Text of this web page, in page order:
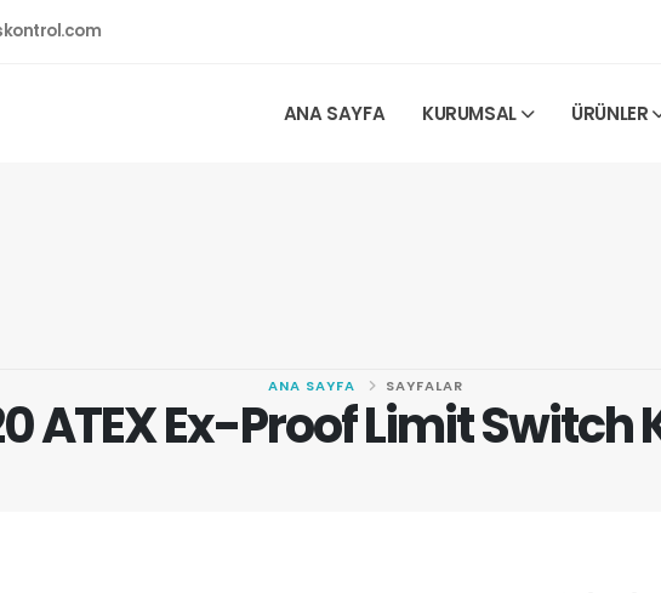
ANA SAYFA KURUMSAL ÜRÜNLER
ATEX Ex-Proof Limit Switch
ANA SAYFA SAYFALAR